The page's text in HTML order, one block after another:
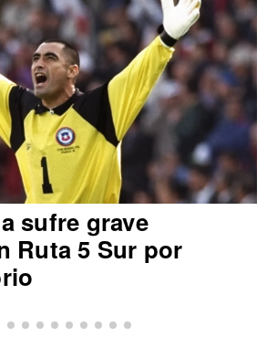
sufre grave
Ruta 5 Sur por